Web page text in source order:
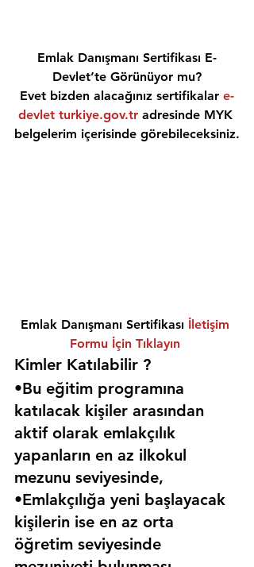
Emlak Danışmanı Sertifikası E-
Devlet’te Görünüyor mu?
Evet bizden alacağınız sertifikalar e-
devlet turkiye.gov.tr adresinde MYK
belgelerim içerisinde görebileceksiniz.
Emlak Danışmanı Sertifikası İletişim
Formu İçin Tıklayın
Kimler Katılabilir ?
•Bu eğitim programına
katılacak kişiler arasından
aktif olarak emlakçılık
yapanların en az ilkokul
mezunu seviyesinde,
•Emlakçılığa yeni başlayacak
kişilerin ise en az orta
öğretim seviyesinde